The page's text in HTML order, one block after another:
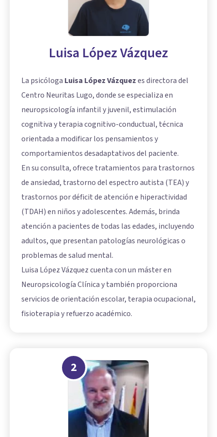
Luisa López Vázquez
La psicóloga Luisa López Vázquezes directora del
Centro Neuritas Lugo, donde se especializa en
neuropsicología infantil y juvenil, estimulación
cognitiva y terapia cognitivo-conductual, técnica
orientada a modificar los pensamientos y
comportamientos desadaptativos del paciente.
En su consulta, ofrece tratamientos para trastornos
de ansiedad, trastorno del espectro autista (TEA) y
trastornos por déficit de atención e hiperactividad
(TDAH) en niños y adolescentes. Además, brinda
atención a pacientes de todas las edades, incluyendo
adultos, que presentan patologías neurológicas o
problemas de salud mental.
Luisa López Vázquez cuenta con un máster en
Neuropsicología Clínica y también proporciona
servicios de orientación escolar, terapia ocupacional,
fisioterapia y refuerzo académico.
2